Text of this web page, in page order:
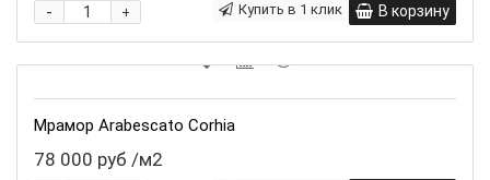
+
- В корзину
Купить в 1 клик
Мрамор Arabescato Corhia
78 000 руб /м2